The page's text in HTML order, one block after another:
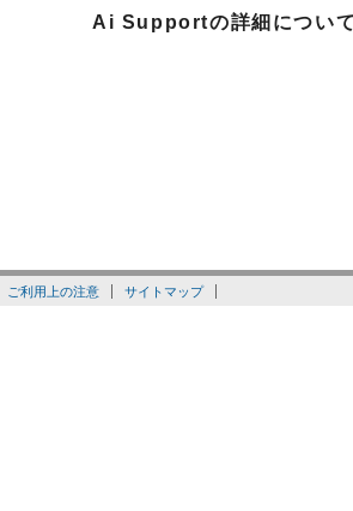
Ai Supportの詳細につい
ご利用上の注意 サイトマップ